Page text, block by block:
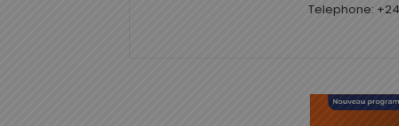
Telephone: